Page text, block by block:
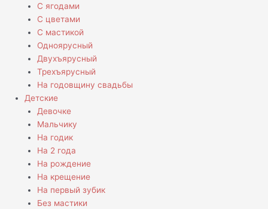
С ягодами
С цветами
С мастикой
Одноярусный
Двухъярусный
Трехъярусный
На годовщину свадьбы
Детские
Девочке
Мальчику
На годик
На 2 года
На рождение
На крещение
На первый зубик
Без мастики